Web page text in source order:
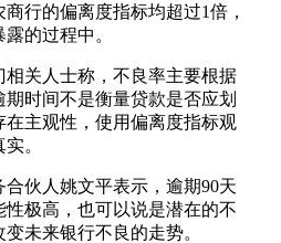
行的偏离度指标均超过1倍，
的过程中。
关人士称，不良率主要根据
时间不是衡量贷款是否应划
主观性，使用偏离度指标观
。
伙人姚文平表示，逾期90天
极高，也可以说是潜在的不
未来银行不良的走势。